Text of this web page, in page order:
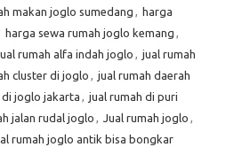
makan joglo sumedang , harga
harga sewa rumah joglo kemang ,
rumah alfa indah joglo , jual rumah
cluster di joglo , jual rumah daerah
di joglo jakarta , jual rumah di puri
jalan rudal joglo , Jual rumah joglo ,
rumah joglo antik bisa bongkar